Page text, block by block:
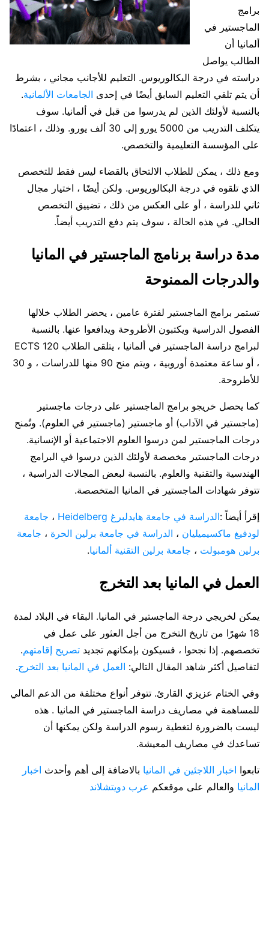
برامج
الماجستير في
ألمانيا أن
الطالب يواصل
دراسته في درجة البكالوريوس. التعليم للأجانب مجاني ، بشرط
أن يتم تلقي التعليم السابق أيضًا في إحدى الجامعات الألمانية.
بالنسبة لأولئك الذين لم يدرسوا من قبل في ألمانيا. سوف
يتكلف التدريب من 5000 يورو إلى 30 ألف يورو. وذلك ، اعتمادًا
على المؤسسة التعليمية والتخصص.
ومع ذلك ، يمكن للطلاب الالتحاق بالقضاء ليس فقط للتخصص
الذي تلقوه في درجة البكالوريوس. ولكن أيضًا ، اختيار مجال
ثاني للدراسة ، أو على العكس من ذلك ، تضييق التخصص
الحالي. في هذه الحالة ، سوف يتم دفع التدريب أيضاً.
مدة دراسة برنامج الماجستير في المانيا
والدرجات الممنوحة
تستمر برامج الماجستير لفترة عامين ، يحضر الطلاب خلالها
الفصول الدراسية ويكتبون الأطروحة ويدافعوا عنها. بالنسبة
لبرامج دراسة الماجستير في ألمانيا ، يتلقى الطلاب 120 ECTS
، أو ساعة معتمدة أوروبية ، ويتم منح 90 منها للدراسات ، و 30
للأطروحة.
كما يحصل خريجو برامج الماجستير على درجات ماجستير
(ماجستير في الآداب) أو ماجستير (ماجستير في العلوم). وتُمنح
درجات الماجستير لمن درسوا العلوم الاجتماعية أو الإنسانية.
درجات الماجستير مخصصة لأولئك الذين درسوا في البرامج
الهندسية والتقنية والعلوم. بالنسبة لبعض المجالات الدراسية ،
تتوفر شهادات الماجستير في المانيا المتخصصة.
إقرأ أيضاً :الدراسة في جامعة هايدلبرغ Heidelberg ، جامعة
لودفيغ ماكسيميليان ، الدراسة في جامعة برلين الحرة ، جامعة
برلين هومبولت ، جامعة برلين التقنية ألمانيا.
العمل في المانيا بعد التخرج
يمكن لخريجي درجة الماجستير في المانيا. البقاء في البلاد لمدة
18 شهرًا من تاريخ التخرج من أجل العثور على عمل في
تخصصهم. إذا نجحوا ، فسيكون بإمكانهم تجديد تصريح إقامتهم.
لتفاصيل أكثر شاهد المقال التالي: العمل في المانيا بعد التخرج.
وفي الختام عزيزي القارئ. تتوفر أنواع مختلفة من الدعم المالي
للمساهمة في مصاريف دراسة الماجستير في المانيا . هذه
ليست بالضرورة لتغطية رسوم الدراسة ولكن يمكنها أن
تساعدك في مصاريف المعيشة.
تابعوا اخبار اللاجئين في المانيا بالاضافة إلى أهم وأحدث اخبار
المانيا والعالم على موقعكم عرب دويتشلاند